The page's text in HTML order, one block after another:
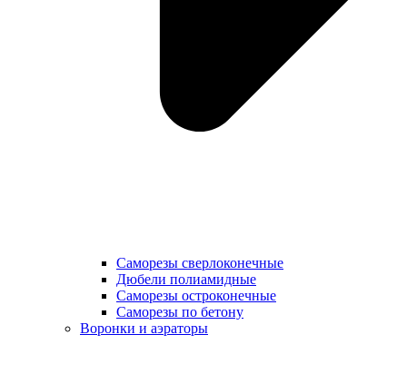
Саморезы сверлоконечные
Дюбели полиамидные
Саморезы остроконечные
Саморезы по бетону
Воронки и аэраторы